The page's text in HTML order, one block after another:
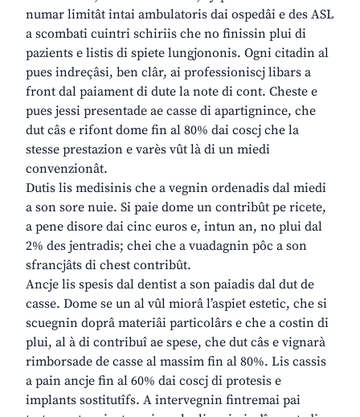
numar limitât intai ambulatoris dai ospedâi e des ASL
a scombati cuintri schiriis che no finissin plui di
pazients e listis di spiete lungjononis. Ogni citadin al
pues indreçâsi, ben clâr, ai professioniscj libars a
front dal paiament di dute la note di cont. Cheste e
pues jessi presentade ae casse di apartignince, che
dut câs e rifont dome fin al 80% dai coscj che la
stesse prestazion e varès vût là di un miedi
convenzionât.
Dutis lis medisinis che a vegnin ordenadis dal miedi
a son sore nuie. Si paie dome un contribût pe ricete,
a pene disore dai cinc euros e, intun an, no plui dal
2% des jentradis; chei che a vuadagnin pôc a son
sfrancjâts di chest contribût.
Ancje lis spesis dal dentist a son paiadis dal dut de
casse. Dome se un al vûl miorâ l’aspiet estetic, che si
scuegnin doprâ materiâi particolârs e che a costin di
plui, al à di contribuî ae spese, che dut câs e vignarà
rimborsade de casse al massim fin al 80%. Lis cassis
a pain ancje fin al 60% dai coscj di protesis e
implants sostitutîfs. A intervegnin fintremai pai